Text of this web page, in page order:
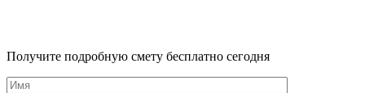
Получите подробную смету бесплатно сегодня